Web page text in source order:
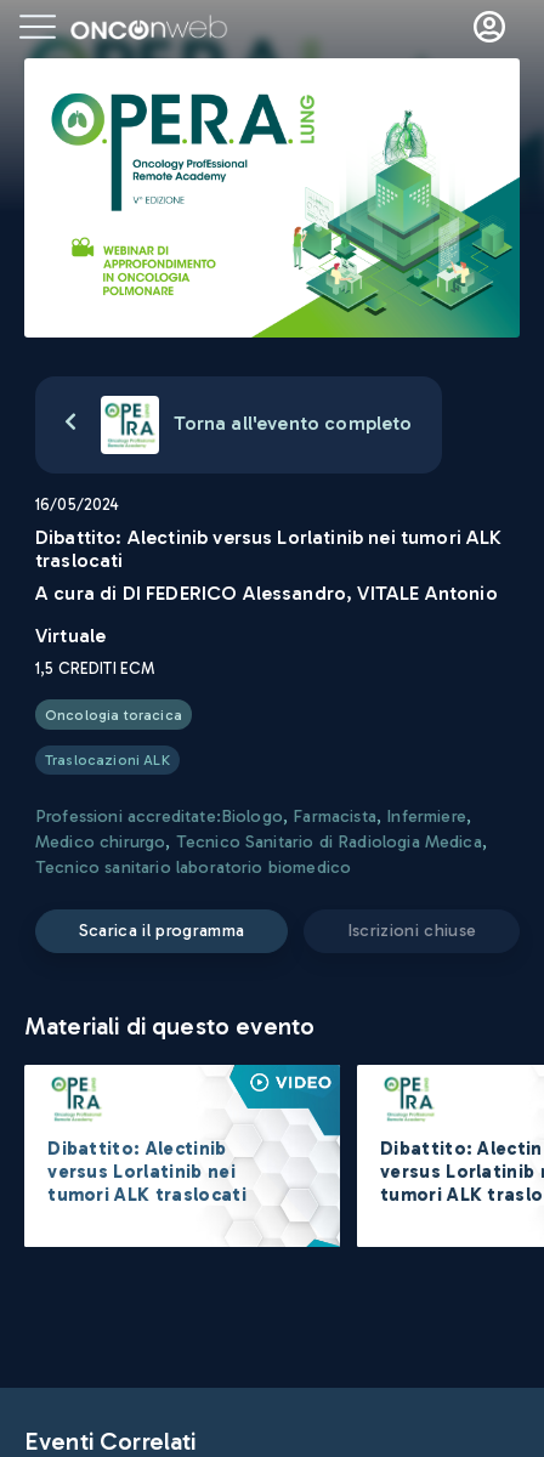
Torna all'evento completo
16/05/2024
Dibattito: Alectinib versus Lorlatinib nei tumori ALK
traslocati
A cura di DI FEDERICO Alessandro, VITALE Antonio
Virtuale
1,5 CREDITI ECM
Oncologia toracica
Traslocazioni ALK
Professioni accreditate:Biologo, Farmacista, Infermiere,
Medico chirurgo, Tecnico Sanitario di Radiologia Medica,
Tecnico sanitario laboratorio biomedico
scarica il programma iscrizioni chiuse
Materiali di questo evento
Dibattito: Alectinib
versus Lorlatinib nei
tumori ALK traslocati
Dibattito:
versus Lorlatinib
tumori ALK
Eventi Correlati